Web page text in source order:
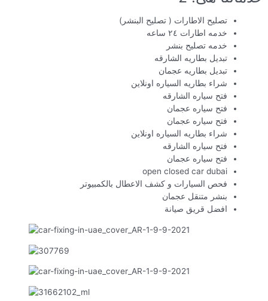
تصليح الاطارات ( تصليح البنشر)
خدمه اطارات ٢٤ ساعه
خدمه تصليح بنشر
تبديل بطاريه الشارقه
تبديل بطاريه عجمان
شراء بطاريه السياره اونلاين
فتح سياره الشارقه
فتح سياره عجمان
فتح سياره عجمان
شراء بطاريه السياره اونلاين
فتح سياره الشارقه
فتح سياره عجمان
open closed car dubai
فحص السيارات و كشف الاعطال بالكمبيوتر
بنشر متنقل عجمان
افضل قريق صيانة